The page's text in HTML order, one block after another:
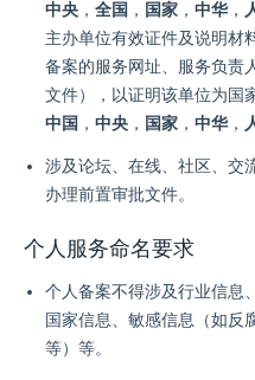
中央 ， 全国 ， 国家 ， 中华，
主办单位有效证件及说明材
备案的服务网址、服务负责
文件），以证明该单位为国
中国 ， 中央 ， 国家 ， 中华，
涉及论坛、在线、社区、交
办理前置审批文件。
个人服务命名要求
个人备案不得涉及行业信息
国家信息、敏感信息（如反
等）等。